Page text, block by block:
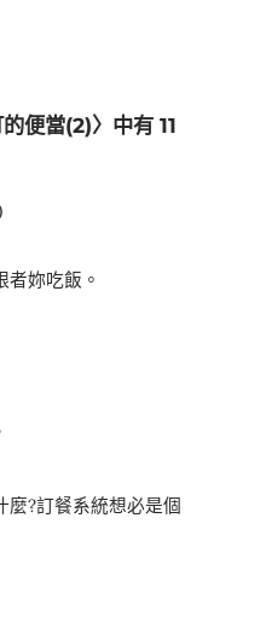
便當(2)〉中有 11
妳吃飯。
麼?訂餐系統想必是個